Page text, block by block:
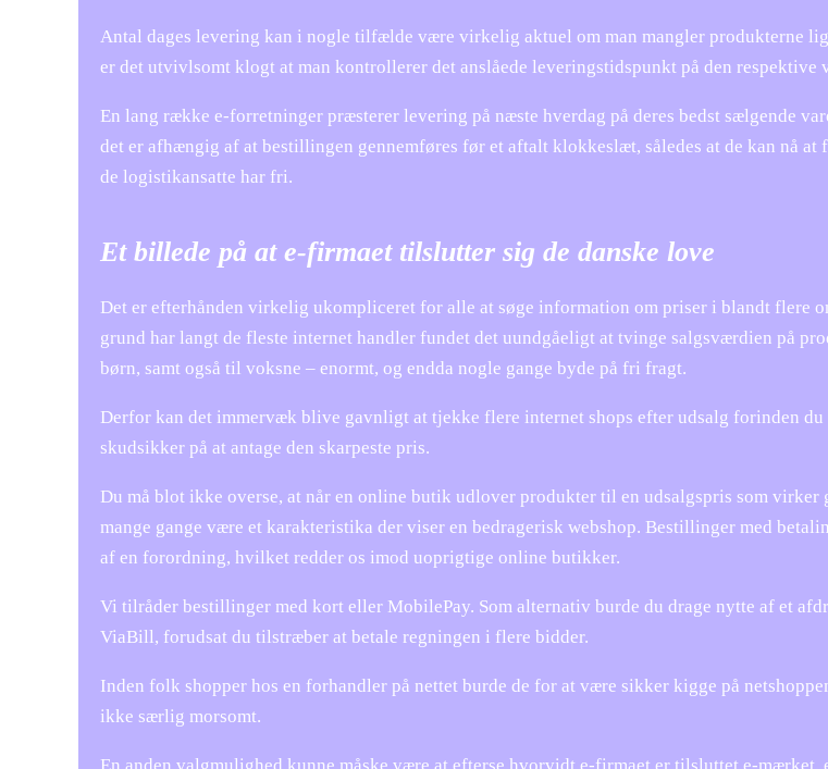
Antal dages levering kan i nogle tilfælde være virkelig aktuel om man mangler produkterne
er det utvivlsomt klogt at man kontrollerer det anslåede leveringstidspunkt på den respektive
En lang række e-forretninger præsterer levering på næste hverdag på deres bedst sælgende
det er afhængig af at bestillingen gennemføres før et aftalt klokkeslæt, således at de kan nå
de logistikansatte har fri.
Et billede på at e-firmaet tilslutter sig de danske love
Det er efterhånden virkelig ukompliceret for alle at søge information om priser i blandt flere
grund har langt de fleste internet handler fundet det uundgåeligt at tvinge salgsværdien på
børn, samt også til voksne – enormt, og endda nogle gange byde på fri fragt.
Derfor kan det immervæk blive gavnligt at tjekke flere internet shops efter udsalg forinden du
skudsikker på at antage den skarpeste pris.
Du må blot ikke overse, at når en online butik udlover produkter til en udsalgspris som virker
mange gange være et karakteristika der viser en bedragerisk webshop. Bestillinger med
af en forordning, hvilket redder os imod uoprigtige online butikker.
Vi tilråder bestillinger med kort eller MobilePay. Som alternativ burde du drage nytte af et
ViaBill, forudsat du tilstræber at betale regningen i flere bidder.
Inden folk shopper hos en forhandler på nettet burde de for at være sikker kigge på
ikke særlig morsomt.
En anden valgmulighed kunne måske være at efterse hvorvidt e-firmaet er tilsluttet e-mærket,